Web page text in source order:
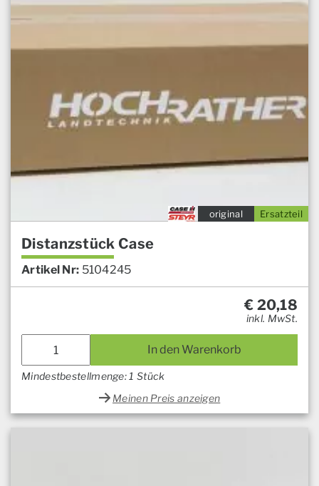
Ersatzteil
original
Distanzstück Case
Artikel Nr: 5104245
€ 20,18
inkl. MwSt.
In den Warenkorb
Mindestbestellmenge: 1 Stück
Meinen Preis anzeigen